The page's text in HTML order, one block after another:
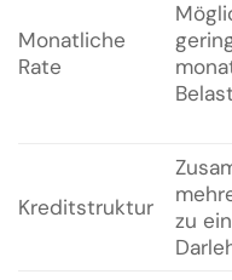
Monatliche
Rate
Kreditstruktur
zu